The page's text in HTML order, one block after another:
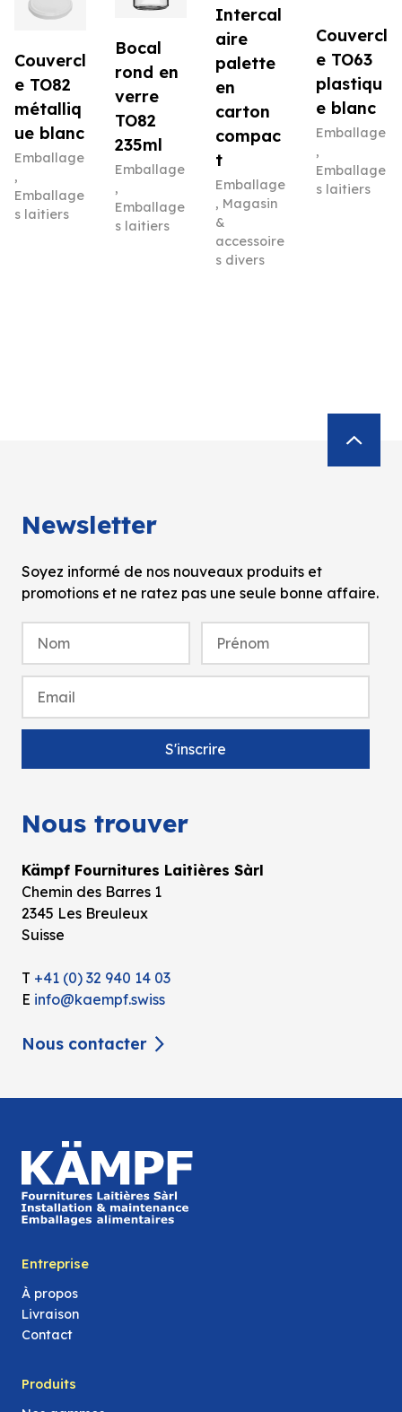
Couvercl
e TO82
métalliq
ue blanc
Emballage
,
Emballage
s laitiers
Bocal
rond en
verre
TO82
235ml
Emballage
,
Emballage
s laitiers
Intercal
aire
palette
en
carton
compac
t
Emballage
, Magasin
&
accessoire
s divers
Couvercl
e TO63
plastiqu
e blanc
Emballage
,
Emballage
s laitiers
Newsletter
Soyez informé de nos nouveaux produits et
promotions et ne ratez pas une seule bonne affaire.
Nous trouver
Kämpf Fournitures Laitières Sàrl
Chemin des Barres 1
2345 Les Breuleux
Suisse
T +41 (0) 32 940 14 03
E info@kaempf.swiss
Nous contacter
Entreprise
À propos
Livraison
Contact
Produits